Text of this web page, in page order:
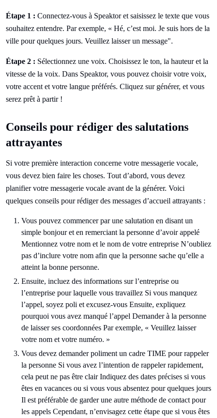
Étape 1 : Connectez-vous à Speaktor et saisissez le texte que vous
souhaitez entendre. Par exemple, « Hé, c’est moi. Je suis hors de la
ville pour quelques jours. Veuillez laisser un message".
Étape 2 : Sélectionnez une voix. Choisissez le ton, la hauteur et la
vitesse de la voix. Dans Speaktor, vous pouvez choisir votre voix,
votre accent et votre langue préférés. Cliquez sur générer, et vous
serez prêt à partir !
Conseils pour rédiger des salutations
attrayantes
Si votre première interaction concerne votre messagerie vocale,
vous devez bien faire les choses. Tout d’abord, vous devez
planifier votre messagerie vocale avant de la générer. Voici
quelques conseils pour rédiger des messages d’accueil attrayants :
Vous pouvez commencer par une salutation en disant un
simple bonjour et en remerciant la personne d’avoir appelé
Mentionnez votre nom et le nom de votre entreprise N’oubliez
pas d’inclure votre nom afin que la personne sache qu’elle a
atteint la bonne personne.
Ensuite, incluez des informations sur l’entreprise ou
l’entreprise pour laquelle vous travaillez Si vous manquez
l’appel, soyez poli et excusez-vous Ensuite, expliquez
pourquoi vous avez manqué l’appel Demander à la personne
de laisser ses coordonnées Par exemple, « Veuillez laisser
votre nom et votre numéro. »
Vous devez demander poliment un cadre TIME pour rappeler
la personne Si vous avez l’intention de rappeler rapidement,
cela peut ne pas être clair Indiquez des dates précises si vous
êtes en vacances ou si vous vous absentez pour quelques jours
Il est préférable de garder une autre méthode de contact pour
les appels Cependant, n’envisagez cette étape que si vous êtes